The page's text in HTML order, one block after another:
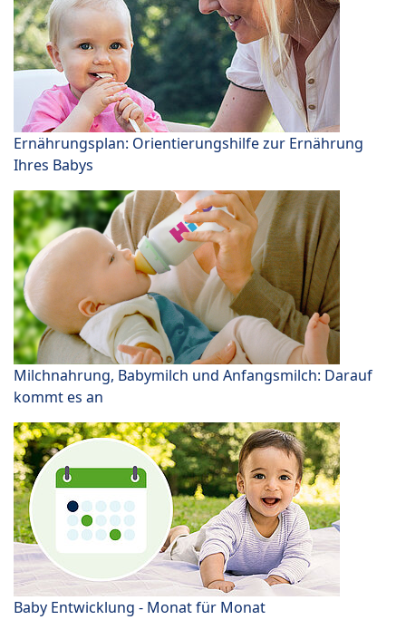
Ernährungsplan: Orientierungshilfe zur Ernährung
Ihres Babys
Milchnahrung, Babymilch und Anfangsmilch: Darauf
kommt es an
Baby Entwicklung - Monat für Monat